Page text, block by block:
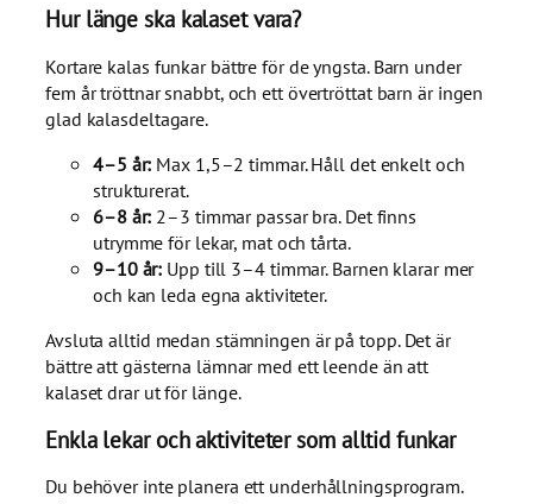
Hur länge ska kalaset vara?
Kortare kalas funkar bättre för de yngsta. Barn under
fem år tröttnar snabbt, och ett övertröttat barn är ingen
glad kalasdeltagare.
4–5 år: Max 1,5–2 timmar. Håll det enkelt och
strukturerat.
6–8 år: 2–3 timmar passar bra. Det finns
utrymme för lekar, mat och tårta.
9–10 år: Upp till 3–4 timmar. Barnen klarar mer
och kan leda egna aktiviteter.
Avsluta alltid medan stämningen är på topp. Det är
bättre att gästerna lämnar med ett leende än att
kalaset drar ut för länge.
Enkla lekar och aktiviteter som alltid funkar
Du behöver inte planera ett underhållningsprogram.